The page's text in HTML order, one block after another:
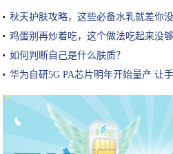
秋天护肤攻略，这些必备水乳就差你
鸡蛋别再炒着吃，这个做法吃起来没
如何判断自己是什么肤质？
华为自研5G PA芯片明年开始量产 让